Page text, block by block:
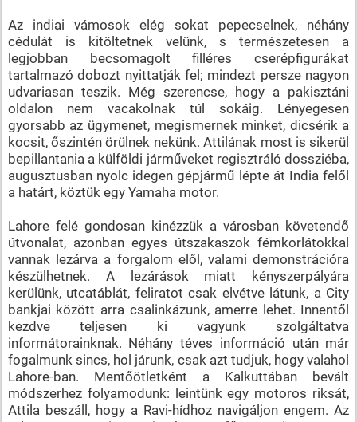
Az indiai vámosok elég sokat pepecselnek, néhány
cédulát is kitöltetnek velünk, s természetesen a
legjobban becsomagolt filléres cserépfigurákat
tartalmazó dobozt nyittatják fel; mindezt persze nagyon
udvariasan teszik. Még szerencse, hogy a pakisztáni
oldalon nem vacakolnak túl sokáig. Lényegesen
gyorsabb az ügymenet, megismernek minket, dicsérik a
kocsit, őszintén örülnek nekünk. Attilának most is sikerül
bepillantania a külföldi járműveket regisztráló dossziéba,
augusztusban nyolc idegen gépjármű lépte át India felől
a határt, köztük egy Yamaha motor.
Lahore felé gondosan kinézzük a városban követendő
útvonalat, azonban egyes útszakaszok fémkorlátokkal
vannak lezárva a forgalom elől, valami demonstrációra
készülhetnek. A lezárások miatt kényszerpályára
kerülünk, utcatáblát, feliratot csak elvétve látunk, a City
bankjai között arra csalinkázunk, amerre lehet. Innentől
kezdve teljesen ki vagyunk szolgáltatva
informátorainknak. Néhány téves információ után már
fogalmunk sincs, hol járunk, csak azt tudjuk, hogy valahol
Lahore-ban. Mentőötletként a Kalkuttában bevált
módszerhez folyamodunk: leintünk egy motoros riksát,
Attila beszáll, hogy a Ravi-hídhoz navigáljon engem. Az